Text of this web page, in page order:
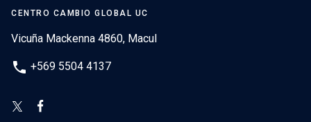
CENTRO CAMBIO GLOBAL UC
Vicuña Mackenna 4860, Macul
phone +569 5504 4137